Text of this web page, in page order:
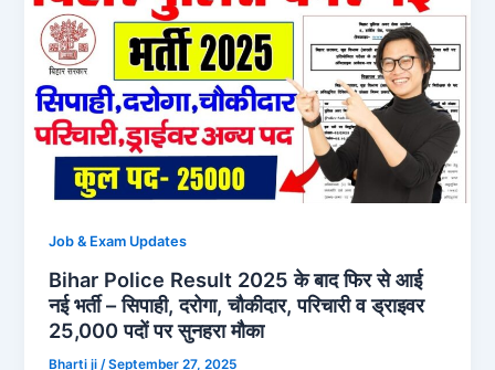
Job & Exam Updates
Bihar Police Result 2025 के बाद फिर से आई
नई भर्ती – सिपाही, दरोगा, चौकीदार, परिचारी व ड्राइवर
25,000 पदों पर सुनहरा मौका
Bharti ji /September 27, 2025